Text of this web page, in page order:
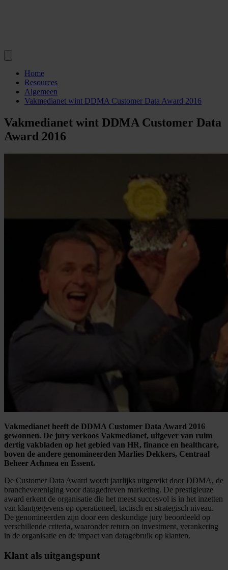
Home
Resources
Algemeen
Vakmedianet wint DDMA Customer Data Award 2016
Vakmedianet wint DDMA Customer Data
Award 2016
Vakmedianet heeft de DDMA Customer Data Award 2016
gewonnen. De jury verkoos Vakmedianet, uitgever van ruim
dertig vakbladen op het gebied van HR, finance en healthcare,
boven de andere genomineerden Marlies Dekkers, Centraal
Beheer Achmea en Essent.
De Customer Data Award wordt jaarlijks uitgereikt door DDMA, de
branchevereniging voor datagedreven marketing. De prestigieuze
award erkent de organisatie die het meest succesvol is in het inzetten
van klantgegevens op operationeel, tactisch en strategisch niveau.
De genomineerden zijn door een deskundige jury beoordeeld op
verschillende criteria, waaronder return on investment, verankering
in de organisatie en de impact van datagebruik op klanten.
Klant als uitgangspunt